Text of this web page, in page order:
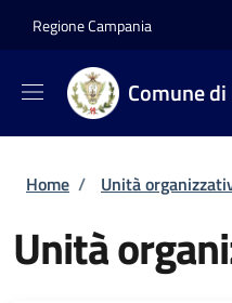
Regione Campania
Comune
Briciole di
Home / Unità
Unità